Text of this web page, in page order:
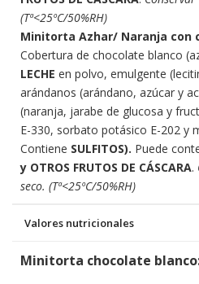
(Tª<25ºC/50%RH)
Minitorta Azhar/ Naranja con
Cobertura de chocolate blanco
LECHE en polvo, emulgente
arándanos (arándano, azúcar y
(naranja, jarabe de glucosa y
E-330, sorbato potásico E-202 y
Contiene SULFITOS). Puede
y OTROS FRUTOS DE CÁSCARA.
seco. (Tª<25ºC/50%RH)
Valores nutricionales
Minitorta chocolate